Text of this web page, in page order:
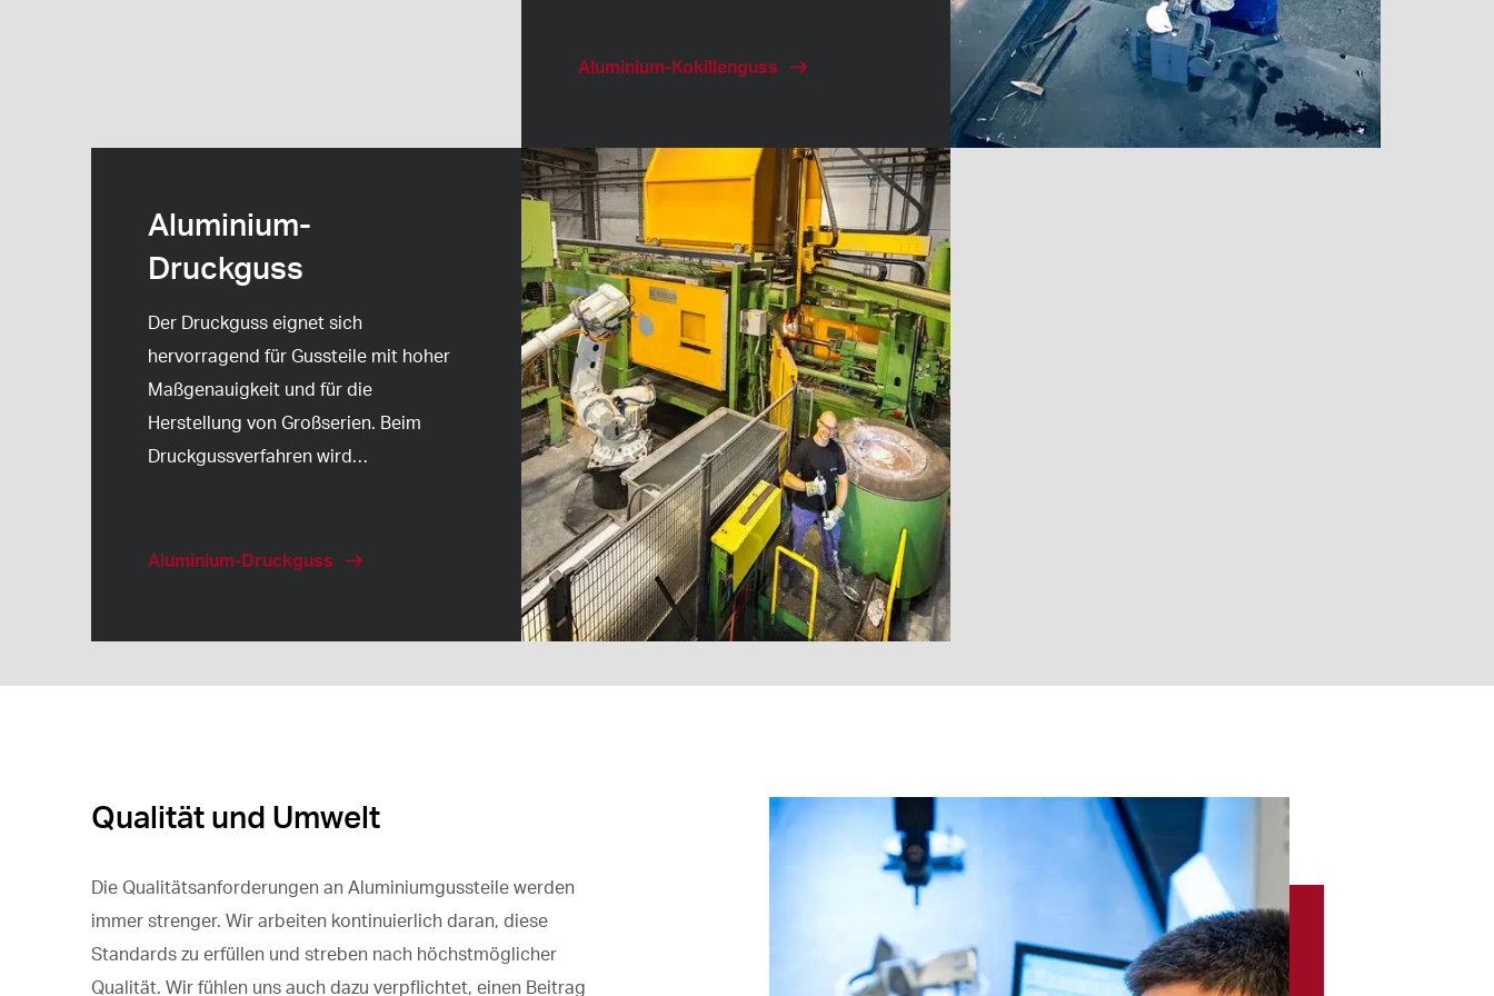
Aluminium-Kokillenguss
Aluminium-
Druckguss
Der Druckguss eignet sich
hervorragend für Gussteile mit hoher
Maßgenauigkeit und für die
Herstellung von Großserien. Beim
Druckgussverfahren wird…
Aluminium-Druckguss
Qualität und Umwelt
Die Qualitätsanforderungen an Aluminiumgussteile werden
immer strenger. Wir arbeiten kontinuierlich daran, diese
Standards zu erfüllen und streben nach höchstmöglicher
Qualität. Wir fühlen uns auch dazu verpflichtet, einen Beitrag